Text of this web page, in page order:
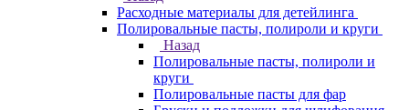
Расходные материалы для детейлинга
Полировальные пасты, полироли и круги
Назад
Полировальные пасты, полироли и
круги
Полировальные пасты для фар